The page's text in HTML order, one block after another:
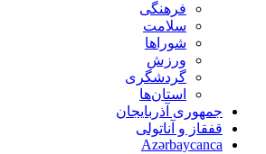
فرهنگی
سلامت
شوراها
ورزش
گردشگری
استان‌ها
جمهوری آذربایجان
قفقاز و آناتولی
Azərbaycanca